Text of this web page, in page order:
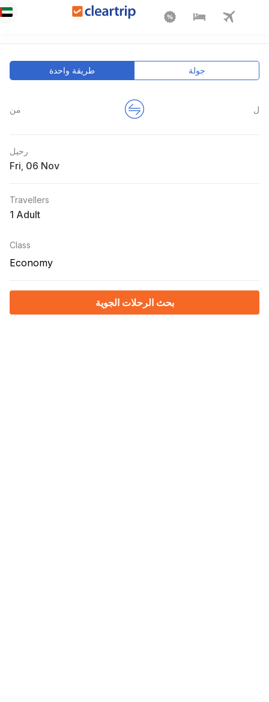
طريقة واحدة جولة
من
رحيل
Fri,
Travellers
1 Adult
Class
Economy